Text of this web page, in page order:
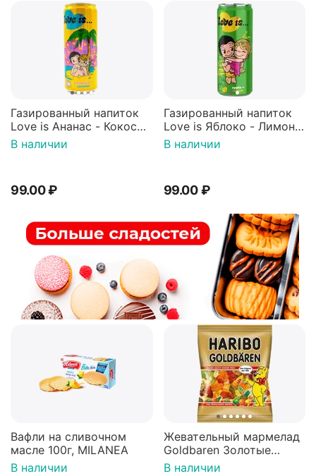
Газированный напиток
Love is Ананас - Кокос
330мл, Россия
В наличии
99.00₽
Газированный напиток
Love is Яблоко - Лимон
330мл, Россия
В наличии
99.00 ₽
Вафли на сливочном
масле 100г, MILANEA
В наличии
Жевательный мармелад
Goldbaren Золотые
мишки 100г, Германия
В наличии